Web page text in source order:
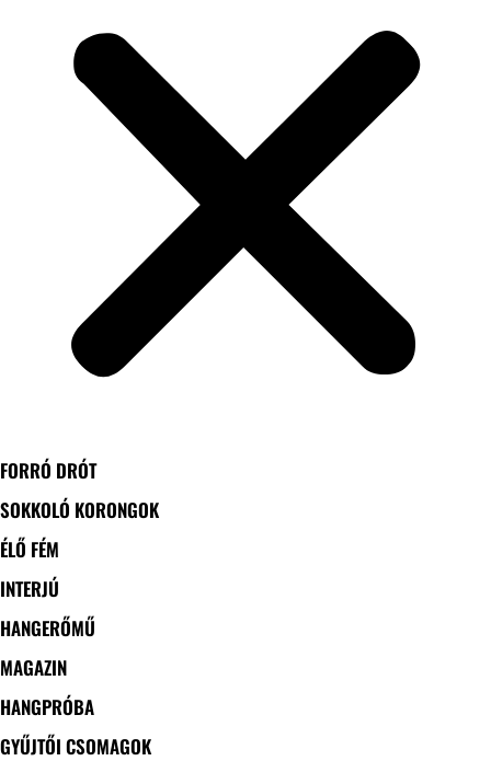
FORRÓ DRÓT
SOKKOLÓ KORONGOK
ÉLŐ FÉM
INTERJÚ
HANGERŐMŰ
MAGAZIN
HANGPRÓBA
GYŰJTŐI CSOMAGOK